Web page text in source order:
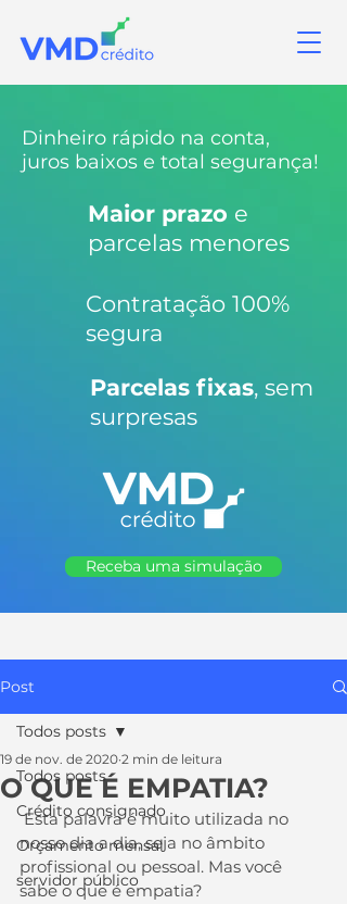
Dinheiro rápido na conta,
juros baixos e total segurança!
Maior prazo e
parcelas menores
Contratação 100%
segura
Parcelas fixas, sem
surpresas
Receba uma simulação
Post
Todos posts
Crédito consignado
Orçamento mensal
servidor público
Todos posts
O QUE É EMPATIA?
19 de nov. de 2020 2 min de leitura
Esta palavra é muito utilizada no
nosso dia a dia, seja no âmbito
profissional ou pessoal. Mas você
sabe o que é empatia?